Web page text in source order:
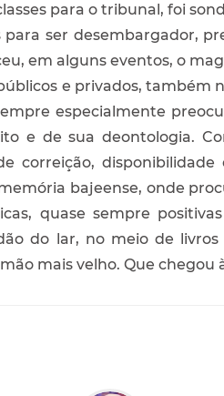
para o tribunal, foi
para ser desembargador,
em alguns eventos, o
e privados, também
especialmente
e de sua deontologia.
correição,
bajeense, onde
quase sempre
do lar, no meio de
mais velho. Que chegou